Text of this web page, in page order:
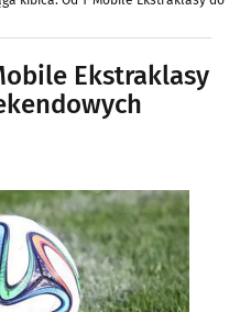
Ekstraklasy